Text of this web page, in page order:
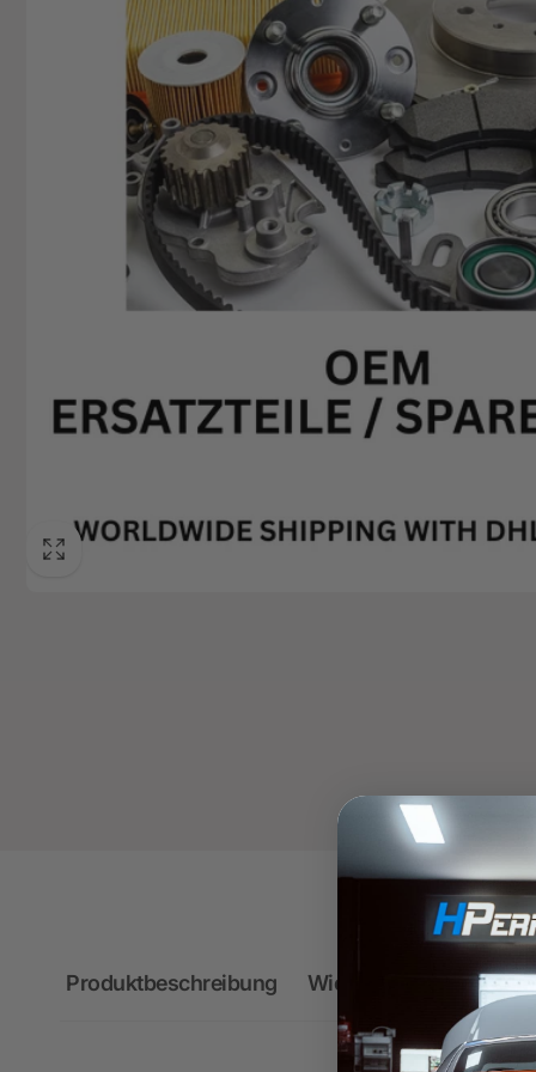
Produktbeschreibung Wichtige Hinweise